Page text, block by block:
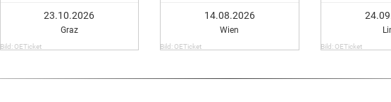
23.10.2026
Graz
Bild: OETicket
14.08.2026
Wien
Bild: OETicket Bild: OETicket